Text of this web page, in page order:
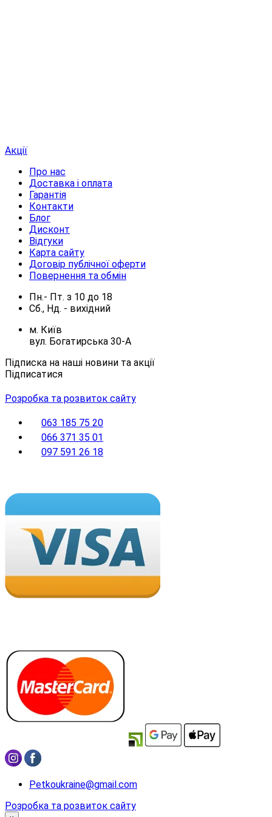
Акції
Про нас
Доставка і оплата
Гарантія
Контакти
Блог
Дисконт
Відгуки
Карта сайту
Договір публічної оферти
Повернення та обмін
Пн.- Пт. з 10 до 18
Сб., Нд. - вихідний
м. Київ
вул. Богатирська 30-А
Підписка на наші новини та акції
Підписатися
Розробка та розвиток сайту
063 185 75 20
066 371 35 01
097 591 26 18
Petkoukraine@gmail.com
Розробка та розвиток сайту